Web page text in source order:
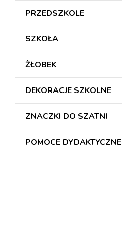
PRZEDSZKOLE
SZKOŁA
ŻŁOBEK
DEKORACJE SZKOLNE
ZNACZKI DO SZATNI
POMOCE DYDAKTYCZNE